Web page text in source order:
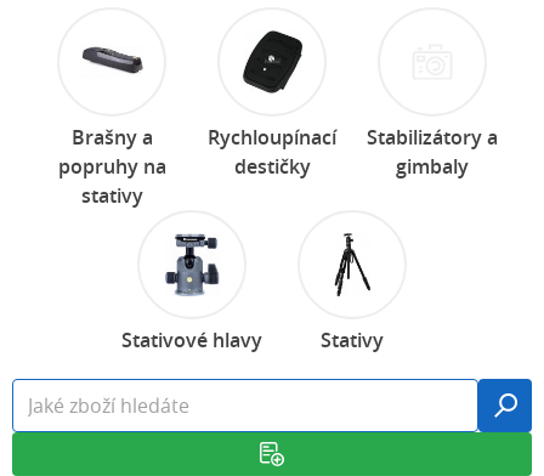
Brašny a
popruhy na
stativy
Rychloupínací
destičky
Stabilizátory a
gimbaly
Stativové hlavy Stativy